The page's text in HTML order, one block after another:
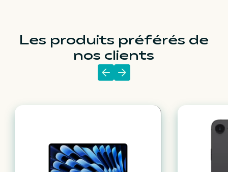
Les produits préférés de
nos clients